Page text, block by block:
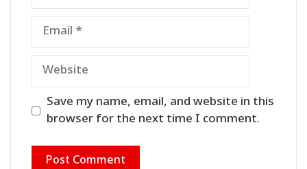
Email
Website
Save my name, email, and website in this
browser for the next time I comment.